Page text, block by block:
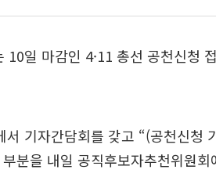
10일 마감인 4·11 총선 공천신청
기자간담회를 갖고 “(공천신청
분을 내일 공직후보자추천위원